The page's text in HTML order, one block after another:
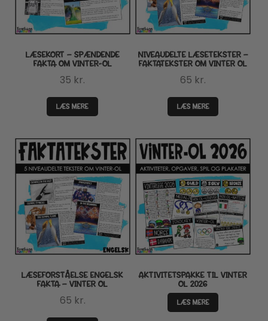
LICENSER
EXPAND
CHILD
MENU
FONTE
LÆSEKORT – SPÆNDENDE
FAKTA OM VINTER-OL
35 kr.
LÆS MERE
NIVEAUDELTE LÆSETEKSTER –
FAKTATEKSTER OM VINTER OL
65 kr.
LÆS MERE
LÆSEFORSTÅELSE ENGELSK
FAKTA – VINTER OL
65 kr.
AKTIVITETSPAKKE TIL VINTER
OL 2026
LÆS MERE